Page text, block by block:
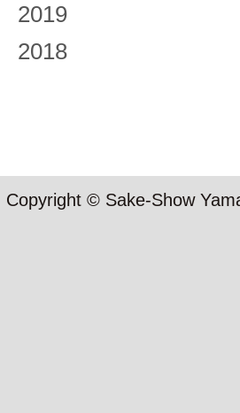
2019
2018
Copyright © Sake-Show